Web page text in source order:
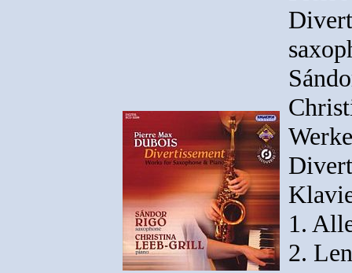
1.
2.